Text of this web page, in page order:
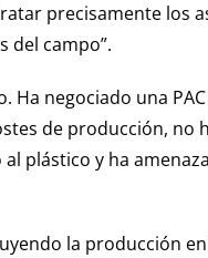
precisamente los
del campo”.
Ha negociado una
de producción, no
plástico y ha
la producción